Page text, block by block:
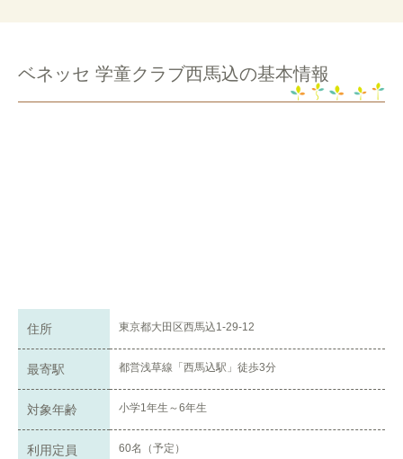
ベネッセ 学童クラブ西馬込の基本情報
住所 東京都大田区西馬込1-29-12
最寄駅 都営浅草線「西馬込駅」徒歩3分
対象年齢 小学1年生～6年生
利用定員 60名（予定）